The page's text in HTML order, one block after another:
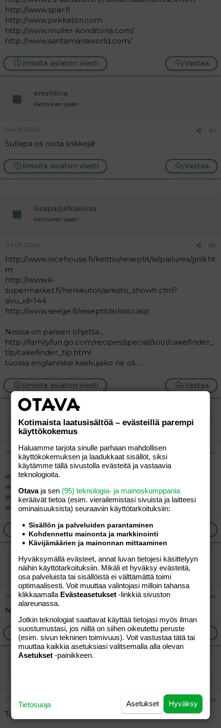
http://www.spar.fi
http://www.pirkkatori.com
http://www.muller-konditoria.com/
http://www.santamariaworld.com/
Vastaa
Ilmoita asiaton viesti
emmiina
Aktiivinen jäsen
04.09.2004 #2
Sullapa oli noita linkkejä!
Vastaa
Ilmoita asiaton viesti
Saapasjalkakissa
Aktiivinen jäsen
04.09.2004 #3
http://www.nicehouse.fi/keittio/reseptit/kilpailures/grilli.ht
m
http://www.k-
supermarket.fi/herkkutori/arkisto_showfr.cfm?
sivu_id=144
http://www.seege.fi/reseptit/arkisto.asp
Noissa on parisen ohjetta....
http://familyfun.go.com/recipes/special/tool/cakefinder_
tlp/cakefinder_tlp.html
tuossa englanniksi kakkujako ne oli....
Vastaa
Ilmoita asiaton viesti
Vieras
04.09.2004 #4
www.valintatalo.fi/valintatalo.nsf/suomi/reseptit.html
www.suomenhiiva.fi/
www.s-kanava.net ja sieltä ruokamaailma-linkki
www.raisio.net/
Ilmoita asiaton viesti
nosto
Vieras
07.09.2004 #5
Nosto, kun tätä samaa taas kysellään
Ilmoita asiaton viesti
07.09.2004 #6
Toivottavasti nää kaikki ei jo olleet
Kotimaista laatusisältöä – evästeillä parempi
käyttökokemus
Haluamme tarjota sinulle parhaan mahdollisen
käyttökokemuksen ja laadukkaat sisällöt, siksi
käytämme tällä sivustolla evästeitä ja vastaavia
teknologioita.
Otavaja sen (95) teknologia- ja mainoskumppania
keräävät tietoa (esim. vierailemis­tasi sivuista ja laitteesi
ominaisuuk­sista) seuraaviin käyttötarkoituksiin:
Sisällön ja palveluiden parantaminen
Kohdennettu mainonta ja markkinointi
Kävijämäärien ja mainonnan mittaaminen
Hyväksymällä evästeet, annat luvan tietojesi käsittelyyn
näihin käyttötarkoituksiin. Mikäli et hyväksy evästeitä,
osa palveluista tai sisällöistä ei välttämättä toimi
optimaalisesti. Voit muuttaa valintojasi milloin tahansa
klikkaamalla Evästeasetukset -linkkiä sivuston
alareunassa.
Jotkin teknologiat saattavat käyttää tietojasi myös ilman
suostumustasi, jos niillä on siihen oikeutettu peruste
(esim. sivun tekninen toimivuus). Voit vastustaa tätä tai
muuttaa kaikkia asetuksiasi valitsemalla alla olevan
Asetukset -painikkeen.
Hyväksy
Asetukset
Tietosuoja